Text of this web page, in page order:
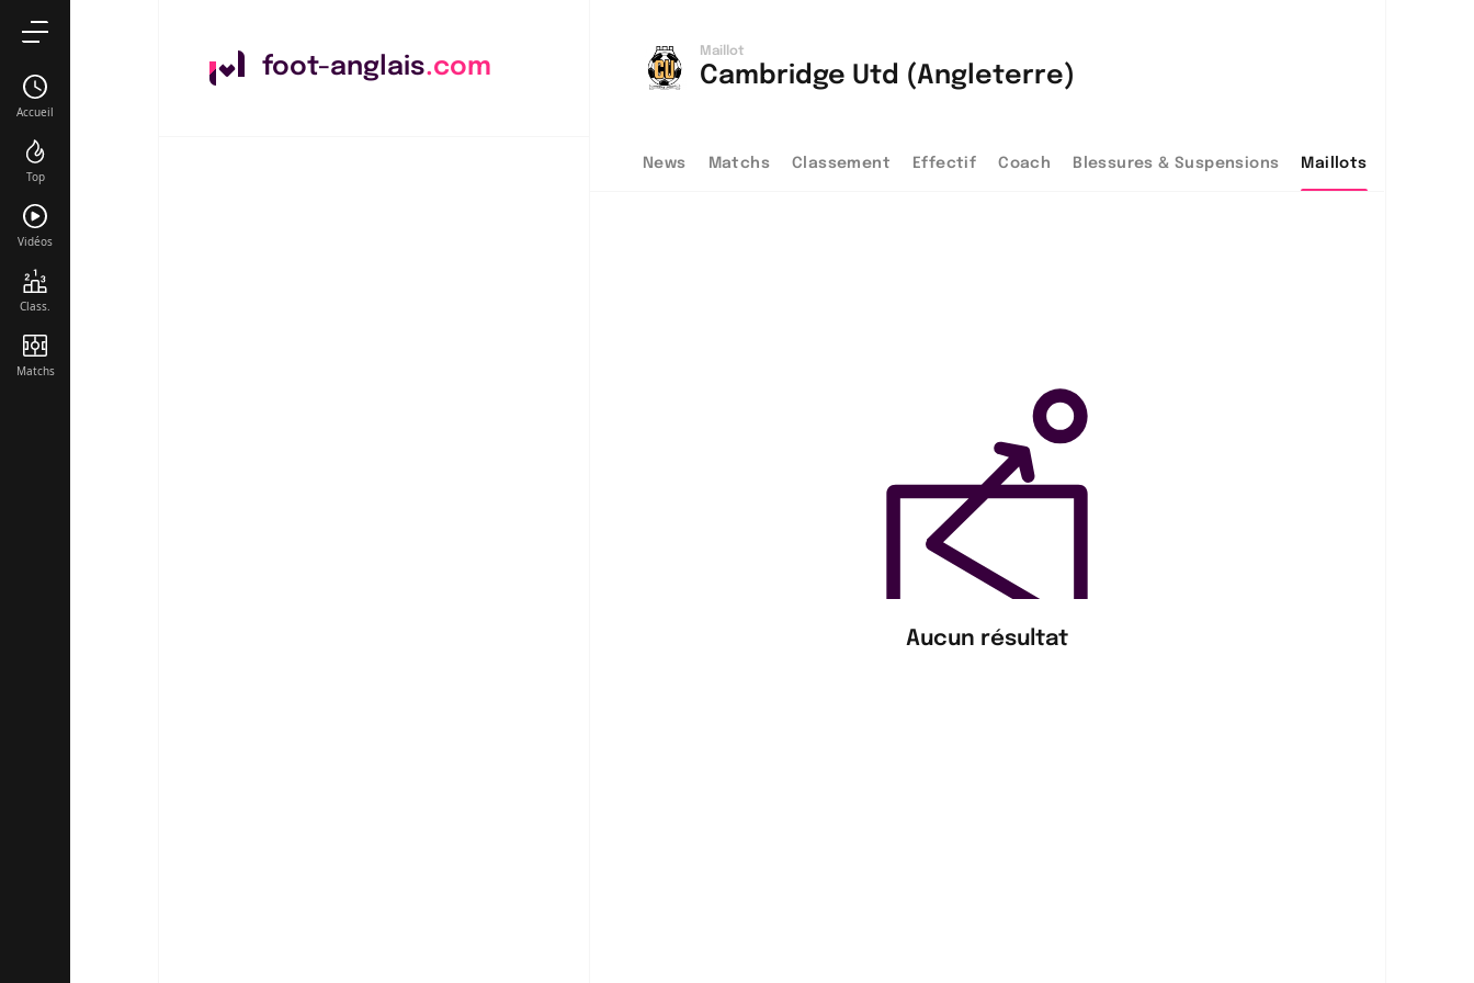
foot-anglais.com
Maillot
Cambridge Utd (Angleterre)
News Matchs Classement Effectif Coach Blessures & Suspensions Maillots
Aucun résultat
Accueil
Top
Vidéos
Class.
Matchs